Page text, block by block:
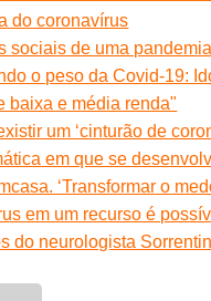
do coronavírus
sociais de uma pandemia
o peso da Covid-19:
baixa e média renda"
um ‘cinturão de
em que se
‘Transformar o
em um recurso é
do neurologista